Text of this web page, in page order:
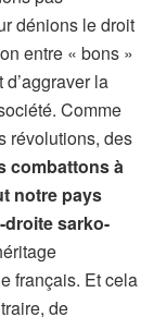
dénions le droit
entre « bons »
la
Comme
révolutions, des
combattons à
notre pays
droite sarko-
français. Et cela
de